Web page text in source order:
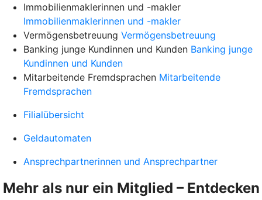
Immobilienmaklerinnen und -makler
Immobilienmaklerinnen und -makler
Vermögensbetreuung Vermögensbetreuung
Banking junge Kundinnen und Kunden Banking junge
Kundinnen und Kunden
Mitarbeitende Fremdsprachen Mitarbeitende
Fremdsprachen
Filialübersicht
Geldautomaten
Ansprechpartnerinnen und Ansprechpartner
Mehr als nur ein Mitglied – Entdecken